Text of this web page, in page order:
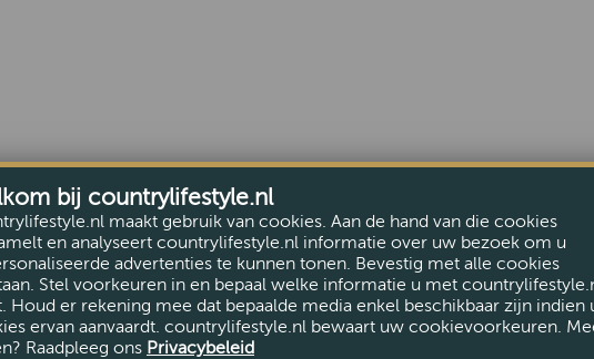
AFMETINGEN
Hoogte (cm)
bij countrylifestyle.nl
maakt gebruik van cookies. Aan de hand van die cookies
en analyseert countrylifestyle.nl informatie over uw bezoek om u
advertenties te kunnen tonen. Bevestig met alle cookies
Stel voorkeuren in en bepaal welke informatie u met
Houd er rekening mee dat bepaalde media enkel beschikbaar zijn indien
ervan aanvaardt. countrylifestyle.nl bewaart uw cookievoorkeuren.
Raadpleeg ons Privacybeleid